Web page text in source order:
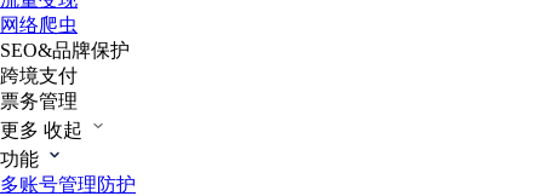
网络爬虫
SEO&品牌保护
跨境支付
票务管理
更多 收起
功能
多账号管理防护